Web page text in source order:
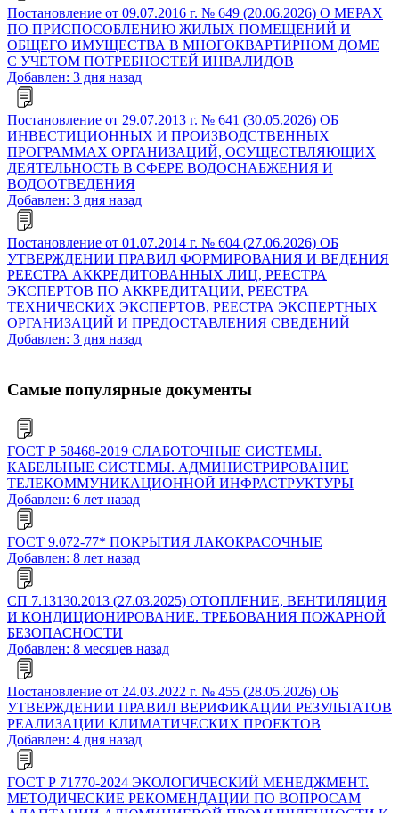
Постановление от 09.07.2016 г. № 649 (20.06.2026) О МЕРАХ
ПО ПРИСПОСОБЛЕНИЮ ЖИЛЫХ ПОМЕЩЕНИЙ И
ОБЩЕГО ИМУЩЕСТВА В МНОГОКВАРТИРНОМ ДОМЕ
С УЧЕТОМ ПОТРЕБНОСТЕЙ ИНВАЛИДОВ
Добавлен: 3 дня назад
Постановление от 29.07.2013 г. № 641 (30.05.2026) ОБ
ИНВЕСТИЦИОННЫХ И ПРОИЗВОДСТВЕННЫХ
ПРОГРАММАХ ОРГАНИЗАЦИЙ, ОСУЩЕСТВЛЯЮЩИХ
ДЕЯТЕЛЬНОСТЬ В СФЕРЕ ВОДОСНАБЖЕНИЯ И
ВОДООТВЕДЕНИЯ
Добавлен: 3 дня назад
Постановление от 01.07.2014 г. № 604 (27.06.2026) ОБ
УТВЕРЖДЕНИИ ПРАВИЛ ФОРМИРОВАНИЯ И ВЕДЕНИЯ
РЕЕСТРА АККРЕДИТОВАННЫХ ЛИЦ, РЕЕСТРА
ЭКСПЕРТОВ ПО АККРЕДИТАЦИИ, РЕЕСТРА
ТЕХНИЧЕСКИХ ЭКСПЕРТОВ, РЕЕСТРА ЭКСПЕРТНЫХ
ОРГАНИЗАЦИЙ И ПРЕДОСТАВЛЕНИЯ СВЕДЕНИЙ
Добавлен: 3 дня назад
Самые популярные документы
ГОСТ Р 58468-2019 СЛАБОТОЧНЫЕ СИСТЕМЫ.
КАБЕЛЬНЫЕ СИСТЕМЫ. АДМИНИСТРИРОВАНИЕ
ТЕЛЕКОММУНИКАЦИОННОЙ ИНФРАСТРУКТУРЫ
Добавлен: 6 лет назад
ГОСТ 9.072-77* ПОКРЫТИЯ ЛАКОКРАСОЧНЫЕ
Добавлен: 8 лет назад
СП 7.13130.2013 (27.03.2025) ОТОПЛЕНИЕ, ВЕНТИЛЯЦИЯ
И КОНДИЦИОНИРОВАНИЕ. ТРЕБОВАНИЯ ПОЖАРНОЙ
БЕЗОПАСНОСТИ
Добавлен: 8 месяцев назад
Постановление от 24.03.2022 г. № 455 (28.05.2026) ОБ
УТВЕРЖДЕНИИ ПРАВИЛ ВЕРИФИКАЦИИ РЕЗУЛЬТАТОВ
РЕАЛИЗАЦИИ КЛИМАТИЧЕСКИХ ПРОЕКТОВ
Добавлен: 4 дня назад
ГОСТ Р 71770-2024 ЭКОЛОГИЧЕСКИЙ МЕНЕДЖМЕНТ.
МЕТОДИЧЕСКИЕ РЕКОМЕНДАЦИИ ПО ВОПРОСАМ